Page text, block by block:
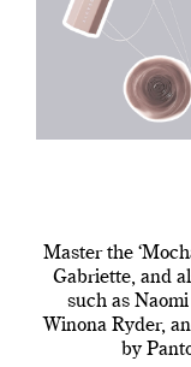
Master the
Gabriette, and
such as
Winona Ryder,
by